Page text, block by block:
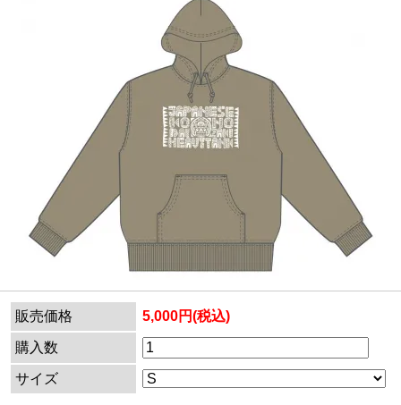
販売価格 5,000円(税込)
購入数
サイズ